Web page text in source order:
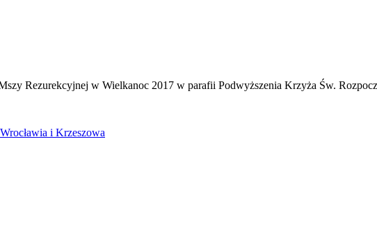
Rezurekcyjnej w Wielkanoc 2017 w parafii Podwyższenia Krzyża Św.
i Krzeszowa